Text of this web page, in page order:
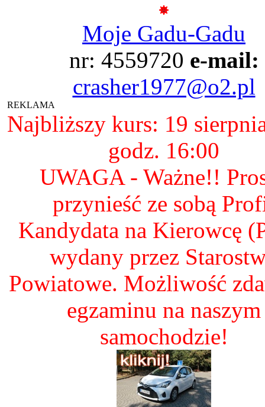
Moje Gadu-Gadu
nr: 4559720 e-mail:
crasher1977@o2.pl
REKLAMA
Najbliższy kurs: 19
godz. 16:00
UWAGA - Ważne!!
przynieść ze sobą
Kandydata na Kierowcę
wydany przez
Powiatowe. Możliwość
egzaminu na naszym
samochodzie!